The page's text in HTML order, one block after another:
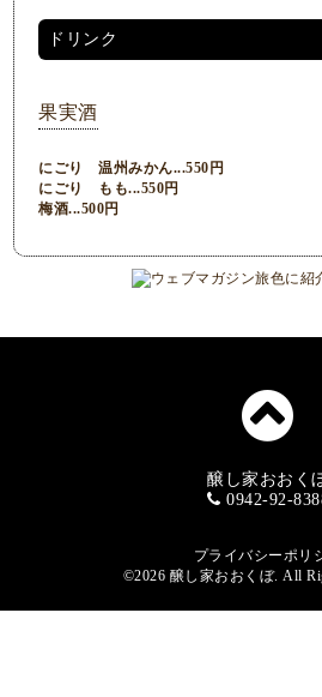
ドリンク
果実酒
にごり 温州みかん...550円
にごり もも...550円
梅酒...500円
醸し家おおく
0942-92-
プライバシーポリ
©2026 醸し家おおくぼ. All